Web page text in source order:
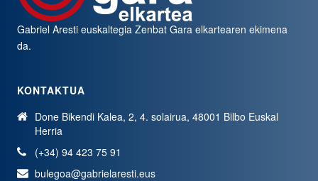
Gabriel Aresti euskaltegiaZenbat Gara elkartearen ekimena
da.
KONTAKTUA
Done Bikendi Kalea, 2, 4. solairua, 48001 Bilbo Euskal
Herria
(+34) 94 423 75 91
bulegoa@gabrielaresti.eus